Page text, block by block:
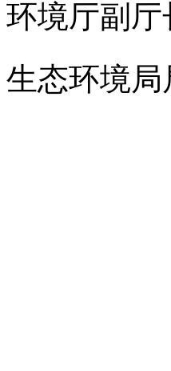
环境厅副
生态环境